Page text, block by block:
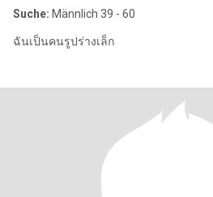
Suche: Männlich 39 - 60
ฉันเป็นคนรูปร่างเล็ก